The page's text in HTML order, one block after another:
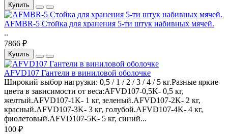
Купить
AFMBR-5 Стойка для хранения 5-ти штук набивных мячей.
..
7866 ₽
Купить
AFVD107 Гантели в виниловой оболочке
Широкий выбор нагрузки: 0,5 / 1 / 2 / 3 / 4 / 5 кг.Разные яркие
цвета в зависимости от веса:AFVD107-0,5K- 0,5 кг,
желтый.AFVD107-1K- 1 кг, зеленый.AFVD107-2K- 2 кг,
красный.AFVD107-3K- 3 кг, голубой.AFVD107-4K- 4 кг,
фиолетовый.AFVD107-5K- 5 кг, синий...
100 ₽